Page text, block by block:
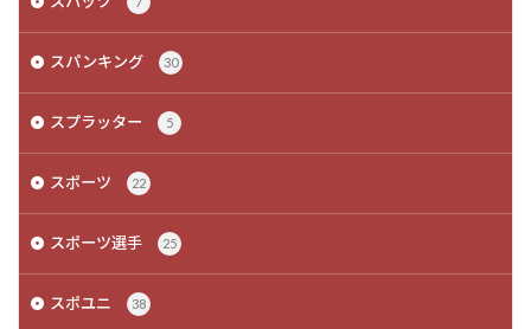
スパンキング 30
スプラッター 5
スポーツ 22
スポーツ選手 25
スポユニ 38